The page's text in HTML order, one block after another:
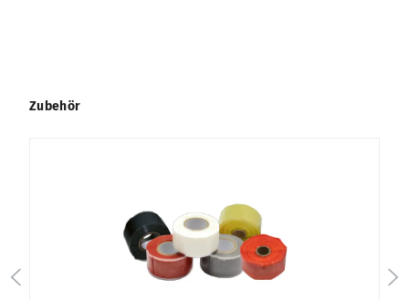
Produktgalerie überspringen
Zubehör